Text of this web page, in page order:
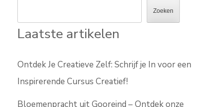
Zoeken
Laatste artikelen
Ontdek Je Creatieve Zelf: Schrijf je In voor een
Inspirerende Cursus Creatief!
Bloemenpracht uit Gooreind – Ontdek onze